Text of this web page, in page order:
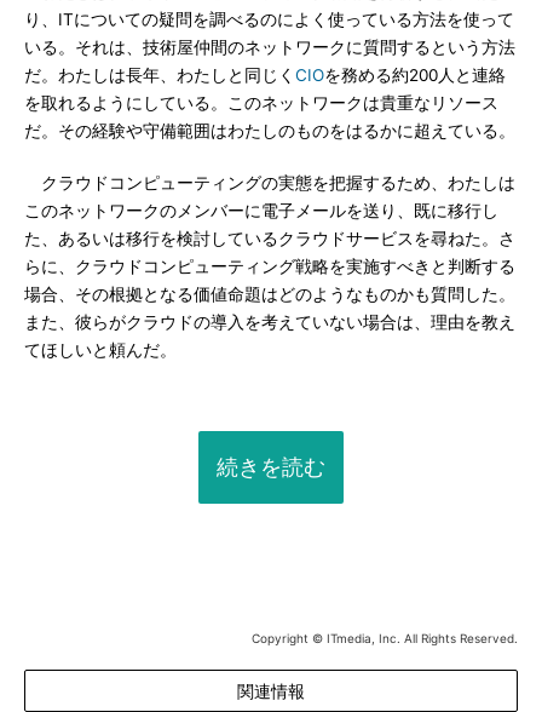
り、ITについての疑問を調べるのによく使っている方法を使って
いる。それは、技術屋仲間のネットワークに質問するという方法
だ。わたしは長年、わたしと同じく CIOを務める約200人と連絡
を取れるようにしている。このネットワークは貴重なリソース
だ。その経験や守備範囲はわたしのものをはるかに超えている。
クラウドコンピューティングの実態を把握するため、わたしは
このネットワークのメンバーに電子メールを送り、既に移行し
た、あるいは移行を検討しているクラウドサービスを尋ねた。さ
らに、クラウドコンピューティング戦略を実施すべきと判断する
場合、その根拠となる価値命題はどのようなものかも質問した。
また、彼らがクラウドの導入を考えていない場合は、理由を教え
てほしいと頼んだ。
続きを読む
Copyright © ITmedia, Inc. All Rights Reserved.
関連情報